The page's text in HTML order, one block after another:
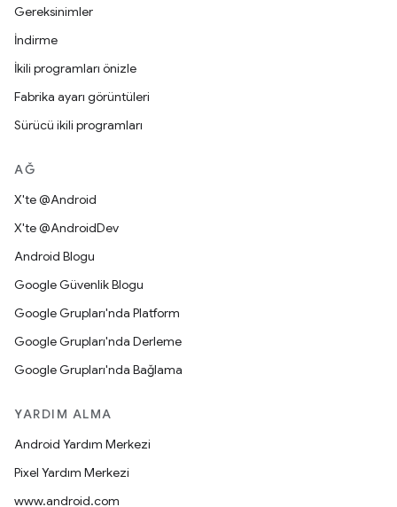
Gereksinimler
İndirme
İkili programları önizle
Fabrika ayarı görüntüleri
Sürücü ikili programları
AĞ
X'te @Android
X'te @AndroidDev
Android Blogu
Google Güvenlik Blogu
Google Grupları'nda Platform
Google Grupları'nda Derleme
Google Grupları'nda Bağlama
YARDIM ALMA
Android Yardım Merkezi
Pixel Yardım Merkezi
www.android.com